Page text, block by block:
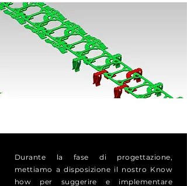
Durante la fase di progettazione,
mettiamo a disposizione il nostro Know
how per suggerire e implementare